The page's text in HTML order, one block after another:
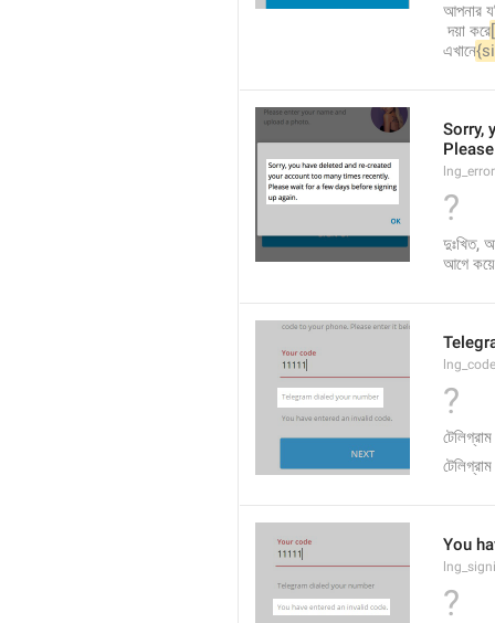
আপনার
দয়া করে
এখানে
Sorry,
?
দুঃখিত,
আগে
?
You
?